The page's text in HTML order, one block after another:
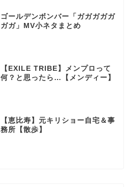
ゴールデンボンバー「ガガガガガ
ガガ」MV小ネタまとめ
【EXILE TRIBE】メンプロって
何？と思ったら…【メンディー】
【恵比寿】元キリショー自宅＆事
務所【散歩】